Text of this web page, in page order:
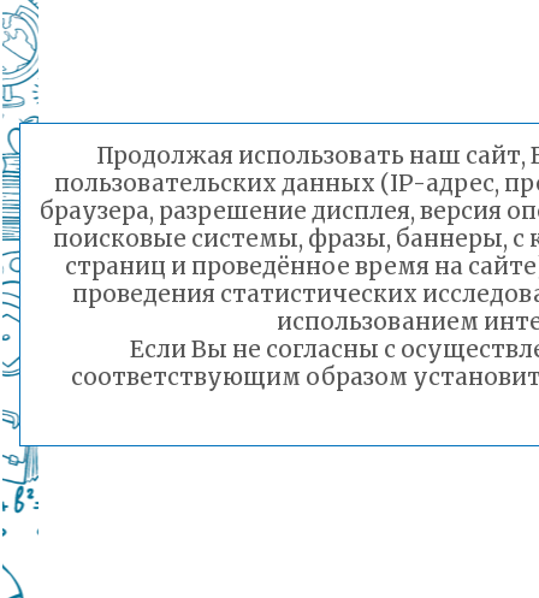
Продолжая использовать наш сайт,
пользовательских данных (IP-адрес,
браузера, разрешение дисплея, версия
поисковые системы, фразы, баннеры,
страниц и проведённое время на
проведения статистических
использованием
Если Вы не согласны с
соответствующим образом